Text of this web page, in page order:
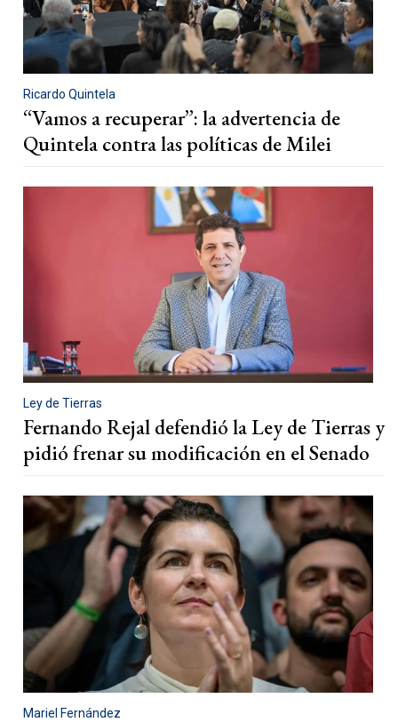
Ricardo Quintela
“Vamos a recuperar”: la advertencia de
Quintela contra las políticas de Milei
Ley de Tierras
Fernando Rejal defendió la Ley de Tierras y
pidió frenar su modificación en el Senado
Mariel Fernández